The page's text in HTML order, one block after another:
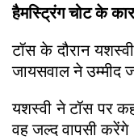
हैमस्ट्रिंग चोट के
टॉस के दौरान
जायसवाल ने उम्मीद
यशस्वी ने टॉस पर
वह जल्द वापसी